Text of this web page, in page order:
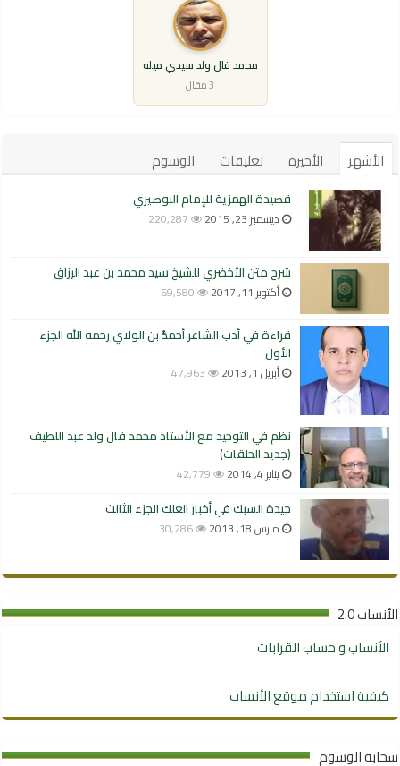
محمد فال ولد سيدي ميله
3 مقال
الأشهر الأخيرة تعليقات الوسوم
قصيدة الهمزية للإمام البوصيري
ديسمبر 23, 2015 220,287
شرح متن الأخضري للشيخ سيد محمد بن عبد الرزاق
أكتوبر 11, 2017 69,580
قراءة في أدب الشاعر أحمدُّ بن الولاي رحمه الله الجزء
الأول
أبريل 1, 2013 47,963
نظم في التوحيد مع الأستاذ محمد فال ولد عبد اللطيف
(جديد الحلقات)
يناير 4, 2014 42,779
جيدة السبك في أخبار العلك الجزء الثالث
مارس 18, 2013 30,286
الأنساب 2.0
الأنساب و حساب القرابات
كيفية استخدام موقع الأنساب
سحابة الوسوم